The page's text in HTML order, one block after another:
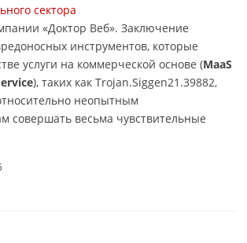
сектора
«Доктор Веб». Заключение
инструментов, которые
услуги на коммерческой основе (MaaS
), таких как Trojan.Siggen21.39882,
неопытным
совершать весьма чувствительные